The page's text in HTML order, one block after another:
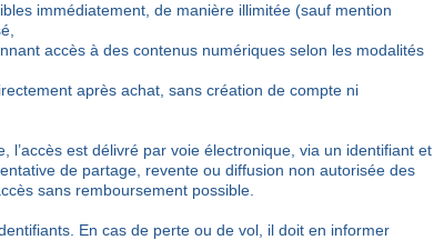
immédiatement, de manière illimitée (sauf mention
accès à des contenus numériques selon les modalités
après achat, sans création de compte ni
l’accès est délivré par voie électronique, via un identifiant et
de partage, revente ou diffusion non autorisée des
sans remboursement possible.
En cas de perte ou de vol, il doit en informer